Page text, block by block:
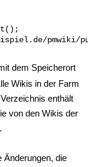
dem Speicherort
Wikis in der Farm
enthält
von den Wikis der
Änderungen, die